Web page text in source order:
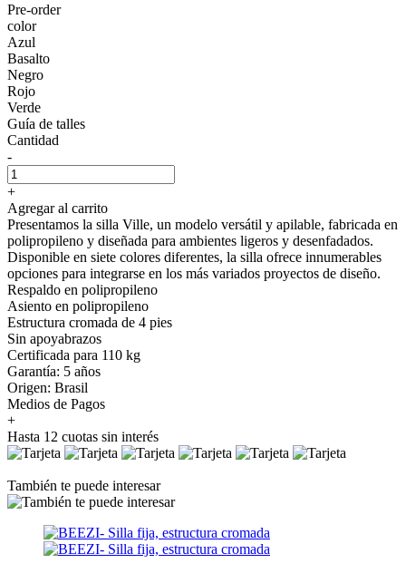
Pre-order
color
Azul
Basalto
Negro
Rojo
Verde
Guía de talles
Cantidad
-
+
Agregar al carrito
Presentamos la silla Ville, un modelo versátil y apilable, fabricada en
polipropileno y diseñada para ambientes ligeros y desenfadados.
Disponible en siete colores diferentes, la silla ofrece innumerables
opciones para integrarse en los más variados proyectos de diseño.
Respaldo en polipropileno
Asiento en polipropileno
Estructura cromada de 4 pies
Sin apoyabrazos
Certificada para 110 kg⁠
Garantía: 5 años
Origen: Brasil
Medios de Pagos
+
Hasta 12 cuotas sin interés
También te puede interesar